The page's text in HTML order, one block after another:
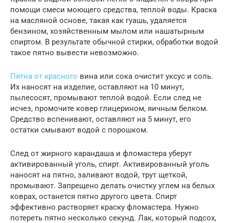
помощи смеси моющего средства, теплой воды. Краска
на масляной основе, такая как гуашь, удаляется
бензином, хозяйственным мылом или нашатырным
спиртом. В результате обычной стирки, обработки водой
такое пятно вывести невозможно.
Пятна от красного вина или сока очистит уксус и соль.
Их наносят на изделие, оставляют на 10 минут,
пылесосят, промывают теплой водой. Если след не
исчез, промочите ковер глицерином, яичным белком.
Средство вспенивают, оставляют на 5 минут, его
остатки смывают водой с порошком.
След от жирного карандаша и фломастера уберут
активированный уголь, спирт. Активированный уголь
наносят на пятно, заливают водой, трут щеткой,
промывают. Запрещено делать очистку углем на белых
коврах, останется пятно другого цвета. Спирт
эффективно растворяет краску фломастера. Нужно
потереть пятно несколько секунд. Лак, который подсох,